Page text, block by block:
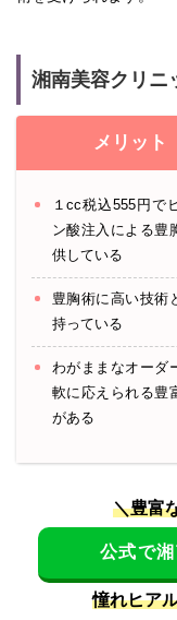
湘南美容クリニ
メリット
１cc税込555円で
ン酸注入による豊
供している
豊胸術に高い技術
持っている
わがままなオーダ
軟に応えられる豊
がある
＼豊富
公式で
憧れヒア